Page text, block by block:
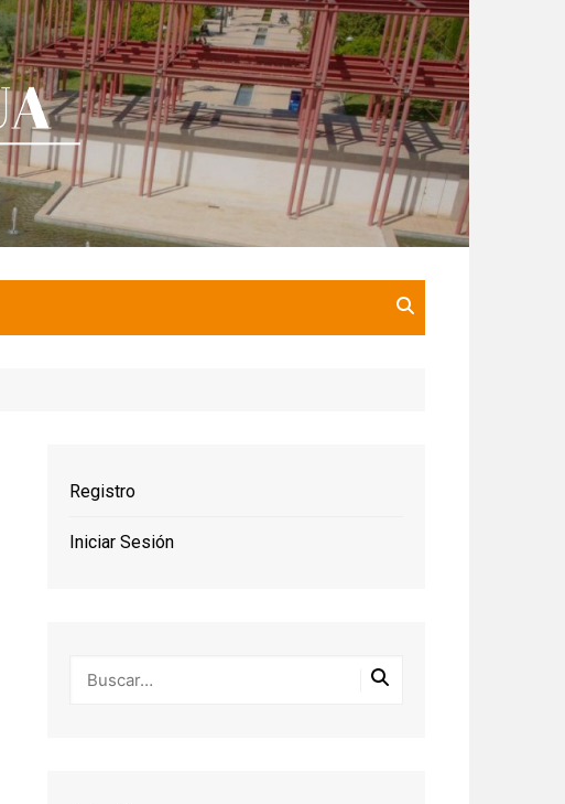
Registro
Iniciar Sesión